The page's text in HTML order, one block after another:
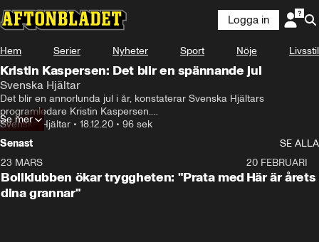
Logga in
Hem Serier Nyheter Sport Nöje Livsstil
Kristin Kaspersen: Det blir en spännande jul
Svenska Hjältar
Det blir en annorlunda jul i år, konstaterar Svenska Hjältars
programledare Kristin Kaspersen.
– Jag vet inte ens vad jag gör i jul, så är det. Men jag kan också känna
att det gör ju också julen lite mer spännande för man har inga
förväntningar, säger hon och ler.
Svenska Hjältar • 18.12.20 • 96 sek
Se mer
Senast
SE ALLA
23 MARS
Bollklubben ökar tryggheten: "Prata med
dina grannar"
20 FEBRUARI
Här är